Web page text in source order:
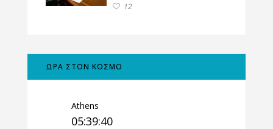
12
ΩΡΑ ΣΤΟΝ ΚΟΣΜΟ
Athens
05:39:41